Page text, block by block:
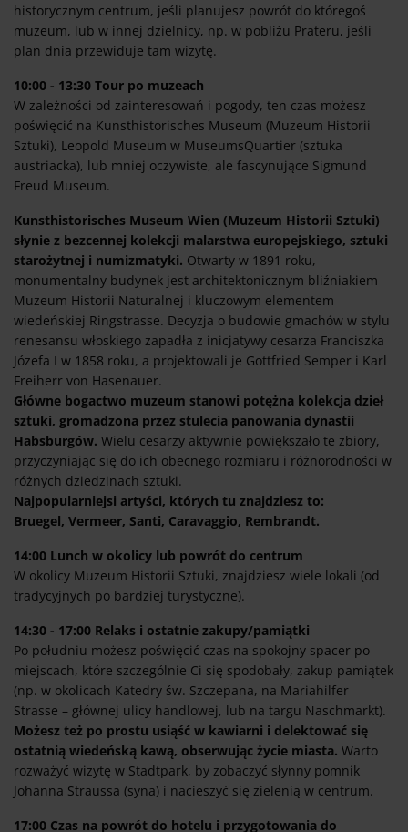
historycznym centrum, jeśli planujesz powrót do któregoś
muzeum, lub w innej dzielnicy, np. w pobliżu Prateru, jeśli
plan dnia przewiduje tam wizytę.
10:00 - 13:30 Tour po muzeach
W zależności od zainteresowań i pogody, ten czas możesz
poświęcić na Kunsthistorisches Museum (Muzeum Historii
Sztuki), Leopold Museum w MuseumsQuartier (sztuka
austriacka), lub mniej oczywiste, ale fascynujące Sigmund
Freud Museum.
Kunsthistorisches Museum Wien (Muzeum Historii Sztuki)
słynie z bezcennej kolekcji malarstwa europejskiego, sztuki
starożytnej i numizmatyki. Otwarty w 1891 roku,
monumentalny budynek jest architektonicznym bliźniakiem
Muzeum Historii Naturalnej i kluczowym elementem
wiedeńskiej Ringstrasse. Decyzja o budowie gmachów w stylu
renesansu włoskiego zapadła z inicjatywy cesarza Franciszka
Józefa I w 1858 roku, a projektowali je Gottfried Semper i Karl
Freiherr von Hasenauer.
Główne bogactwo muzeum stanowi potężna kolekcja dzieł
sztuki, gromadzona przez stulecia panowania dynastii
Habsburgów. Wielu cesarzy aktywnie powiększało te zbiory,
przyczyniając się do ich obecnego rozmiaru i różnorodności w
różnych dziedzinach sztuki.
Najpopularniejsi artyści, których tu znajdziesz to:
Bruegel, Vermeer, Santi, Caravaggio, Rembrandt.
14:00 Lunch w okolicy lub powrót do centrum
W okolicy Muzeum Historii Sztuki, znajdziesz wiele lokali (od
tradycyjnych po bardziej turystyczne).
14:30 - 17:00 Relaks i ostatnie zakupy/pamiątki
Po południu możesz poświęcić czas na spokojny spacer po
miejscach, które szczególnie Ci się spodobały, zakup pamiątek
(np. w okolicach Katedry św. Szczepana, na Mariahilfer
Strasse – głównej ulicy handlowej, lub na targu Naschmarkt).
Możesz też po prostu usiąść w kawiarni i delektować się
ostatnią wiedeńską kawą, obserwując życie miasta. Warto
rozważyć wizytę w Stadtpark, by zobaczyć słynny pomnik
Johanna Straussa (syna) i nacieszyć się zielenią w centrum.
17:00 Czas na powrót do hotelu i przygotowania do